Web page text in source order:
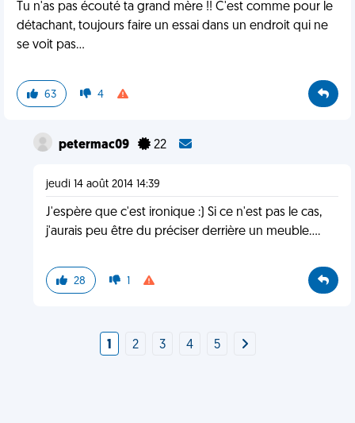
Tu n'as pas écouté ta grand mère !! C'est comme pour le
détachant, toujours faire un essai dans un endroit qui ne
se voit pas...
63 4
petermac09 22
jeudi 14 août 2014 14:39
J'espère que c'est ironique :) Si ce n'est pas le cas,
j'aurais peu être du préciser derrière un meuble....
28 1
1 2 3 4 5